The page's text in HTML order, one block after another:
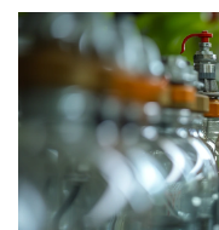
entscheidenden
Typ von Elektroauto
definieren.